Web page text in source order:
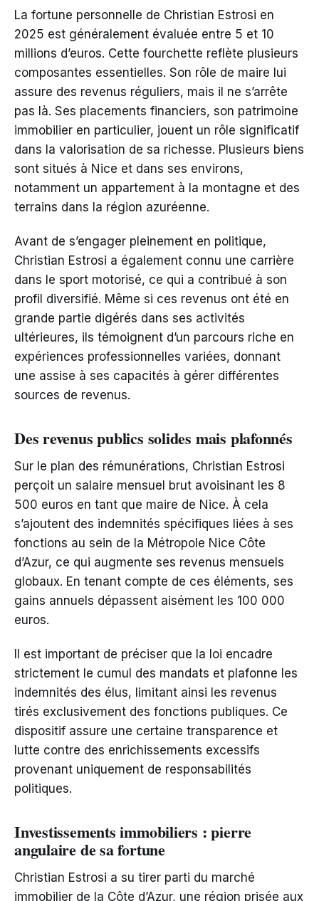
La fortune personnelle de Christian Estrosi en
2025 est généralement évaluée entre 5 et 10
millions d’euros. Cette fourchette reflète plusieurs
composantes essentielles. Son rôle de maire lui
assure des revenus réguliers, mais il ne s’arrête
pas là. Ses placements financiers, son patrimoine
immobilier en particulier, jouent un rôle significatif
dans la valorisation de sa richesse. Plusieurs biens
sont situés à Nice et dans ses environs,
notamment un appartement à la montagne et des
terrains dans la région azuréenne.
Avant de s’engager pleinement en politique,
Christian Estrosi a également connu une carrière
dans le sport motorisé, ce qui a contribué à son
profil diversifié. Même si ces revenus ont été en
grande partie digérés dans ses activités
ultérieures, ils témoignent d’un parcours riche en
expériences professionnelles variées, donnant
une assise à ses capacités à gérer différentes
sources de revenus.
Des revenus publics solides mais plafonnés
Sur le plan des rémunérations, Christian Estrosi
perçoit un salaire mensuel brut avoisinant les 8
500 euros en tant que maire de Nice. À cela
s’ajoutent des indemnités spécifiques liées à ses
fonctions au sein de la Métropole Nice Côte
d’Azur, ce qui augmente ses revenus mensuels
globaux. En tenant compte de ces éléments, ses
gains annuels dépassent aisément les 100 000
euros.
Il est important de préciser que la loi encadre
strictement le cumul des mandats et plafonne les
indemnités des élus, limitant ainsi les revenus
tirés exclusivement des fonctions publiques. Ce
dispositif assure une certaine transparence et
lutte contre des enrichissements excessifs
provenant uniquement de responsabilités
politiques.
Investissements immobiliers : pierre
angulaire de sa fortune
Christian Estrosi a su tirer parti du marché
immobilier de la Côte d’Azur, une région prisée aux